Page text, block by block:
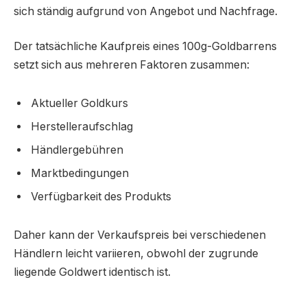
sich ständig aufgrund von Angebot und Nachfrage.
Der tatsächliche Kaufpreis eines 100g-Goldbarrens
setzt sich aus mehreren Faktoren zusammen:
Aktueller Goldkurs
Herstelleraufschlag
Händlergebühren
Marktbedingungen
Verfügbarkeit des Produkts
Daher kann der Verkaufspreis bei verschiedenen
Händlern leicht variieren, obwohl der zugrunde
liegende Goldwert identisch ist.